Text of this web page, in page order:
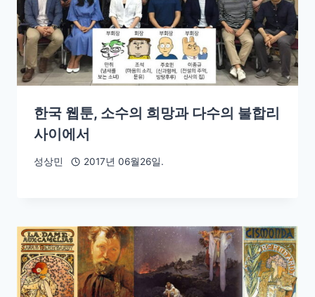
한국 웹툰, 소수의 희망과 다수의 불합리
사이에서
성상민 2017년 06월26일.